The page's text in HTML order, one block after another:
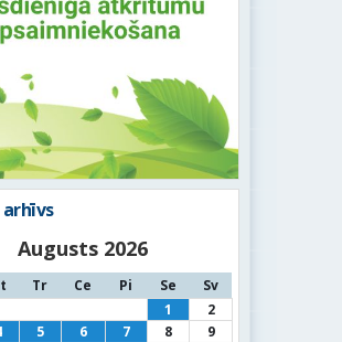
Augusts 2026
Tr Ce Pi Se
Sv
1
2
5 6 7 8
9